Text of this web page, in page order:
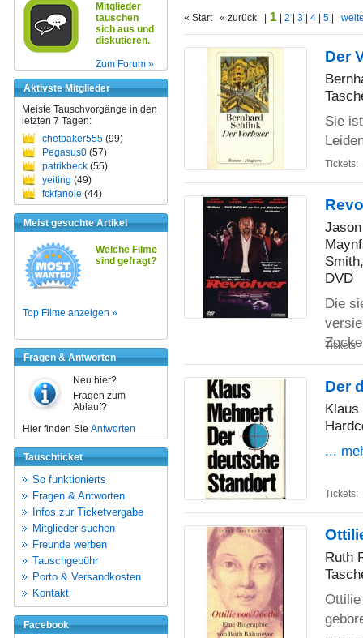
Mitglieder
tauschen
sich aus und
diskutieren.
Zum Forum »
Aktivste Mitglieder
Meiste Tauschvorgänge in den
letzten 7 Tagen:
chetbaker555 (99)
Pegasus0 (57)
patrikbeck (55)
yeiting (49)
fckfanole (44)
Meist gesuchte Artikel
Welche Filme
sind gefragt?
Top Filme anzeigen »
Fragen & Antworten
Neu hier?
Fragen zum
Ablauf?
Hier finden Sie Antworten
Tauschticket
So funktionierts
Fragen & Antworten
Infos zur Ticketvergabe
Mitglieder suchen
Freunde werben
Tauschgebühr
Porto & Versandkosten
Kontakt
Facebook
« Start « zurück | 1 2 3 4 5
Der
Sie
Tickets:
DVD
Die
Tickets:
Der
Klaus
...
Tickets:
Ruth